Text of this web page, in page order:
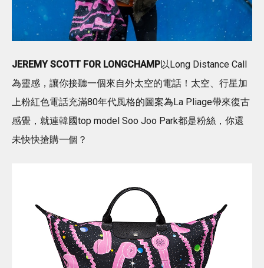
JEREMY SCOTT FOR LONGCHAMP以Long Distance Call
為靈感，讓你接聽一個來自外太空的電話！太空、行星加
上粉紅色電話充滿80年代風格的圖案為La Pliage帶來復古
感覺，就連韓國top model Soo Joo Park都是粉絲，你還
未快快搶購一個？